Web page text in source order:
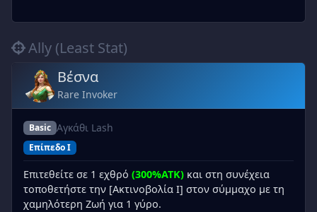
Ally (Least Stat)
Βέσνα
Rare Invoker
Basic Αγκάθι Lash
Επίπεδο I
Επιτεθείτε σε 1 εχθρό (300%ATK) και στη συνέχεια
τοποθετήστε την [Ακτινοβολία I] στον σύμμαχο με τη
χαμηλότερη Ζωή για 1 γύρο.